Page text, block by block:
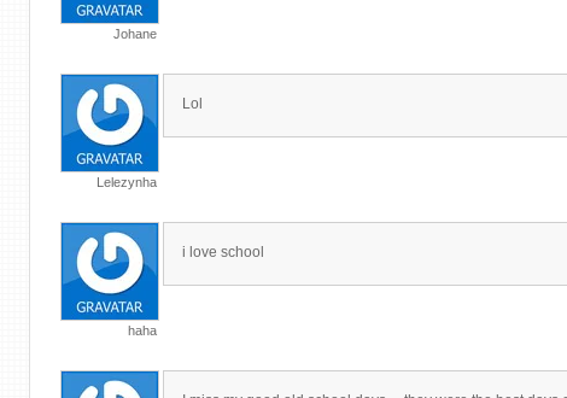
Johane
Lelezynha
Lol
haha
i love school